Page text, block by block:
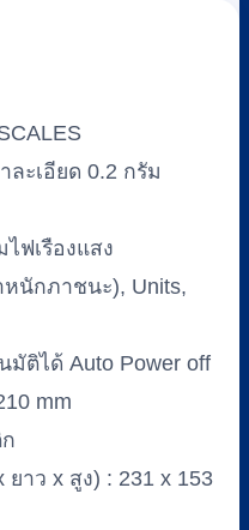
ะเอียด 0.2 กรัม
ฟเรืองแสง
นักภาชนะ), Units,
มัติได้ Auto Power off
mm
ยาว x สูง) : 231 x 153